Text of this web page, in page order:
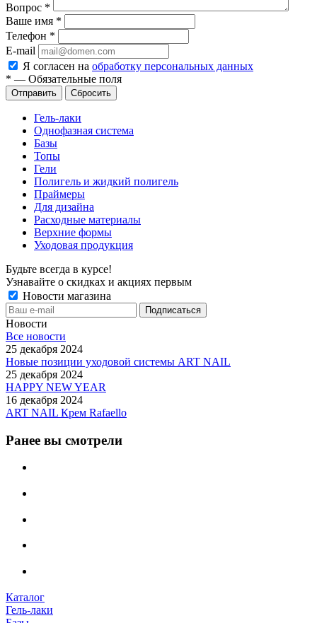
Вопрос *
Ваше имя *
Телефон *
E-mail
Я согласен на обработку персональных данных
* — Обязательные поля
Сбросить
Гель-лаки
Однофазная система
Базы
Топы
Гели
Полигель и жидкий полигель
Праймеры
Для дизайна
Расходные материалы
Верхние формы
Уходовая продукция
Будьте всегда в курсе!
Узнавайте о скидках и акциях первым
Новости магазина
Новости
Все новости
25 декабря 2024
Новые позиции уходовой системы ART NAIL
25 декабря 2024
HAPPY NEW YEAR
16 декабря 2024
ART NAIL Крем Rafaello
Ранее вы смотрели
Каталог
Гель-лаки